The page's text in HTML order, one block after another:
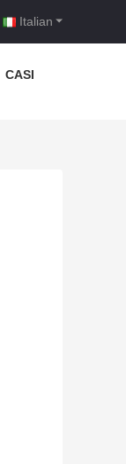
Italian
CASI